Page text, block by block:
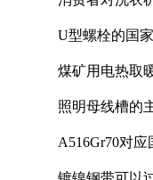
U型螺栓的国
煤矿用电热取
照明母线槽的
A516Gr70对